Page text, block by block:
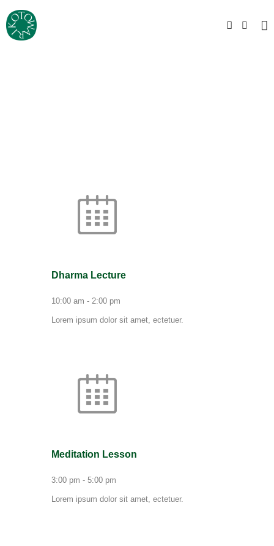
Dharma Lecture
10:00 am - 2:00 pm
Lorem ipsum dolor sit amet, ectetuer.
Meditation Lesson
3:00 pm - 5:00 pm
Lorem ipsum dolor sit amet, ectetuer.